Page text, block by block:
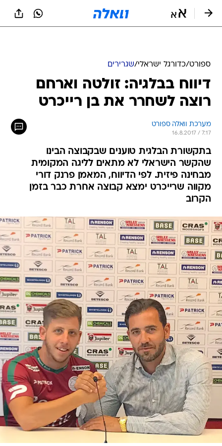
ספורט/כדורגל ישראלי/שגרירים
דיווח בבלגיה: זולטה וארחם
רוצה לשחרר את בן רייכרט
מערכת וואלה ספורט
16.8.2017 / 7:17
בתקשורת הבלגית טוענים שבקבוצה הבינו
שהקשר הישראלי לא מתאים לליגה המקומית
מבחינה פיזית. לפי הדיווח, המאמן פרנק דורי
מקווה שרייכרט ימצא קבוצה אחרת כבר בזמן
הקרוב